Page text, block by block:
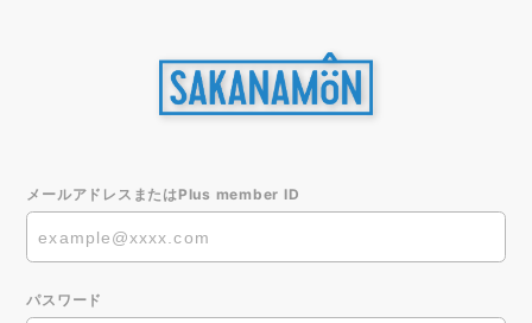
メールアドレスまたはPlus member ID
パスワード